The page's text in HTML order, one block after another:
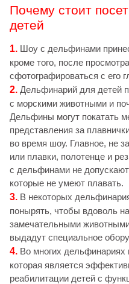
Почему стоит
детей
1. Шоу с дельфинами
кроме того, после
сфотографироваться с его
2. Дельфинарий для детей
с морскими животными и
Дельфины могут покатать
представления за
во время шоу. Главное, не
или плавки, полотенце и
с дельфинами не
которые не умеют плавать.
3. В некоторых
понырять, чтобы вдоволь
замечательными
выдадут специальное
4. Во многих
которая является
реабилитации детей с